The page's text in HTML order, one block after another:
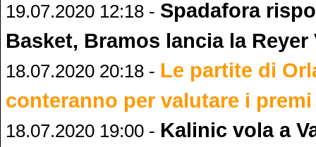
19.07.2020 12:18 - Spadafora
Basket, Bramos lancia la Reyer
18.07.2020 20:18 - Le partite di
conteranno per valutare i
18.07.2020 19:00 - Kalinic vola a